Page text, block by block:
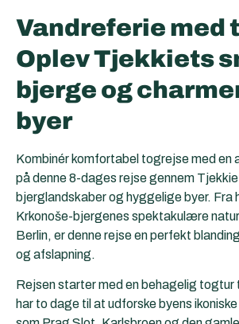
Vandreferie med
Oplev Tjekkiets
bjerge og
byer
Kombinér komfortabel togrejse med en
på denne 8-dages rejse gennem
bjerglandskaber og hyggelige byer. Fra
Krkonoše-bjergenes spektakulære
Berlin, er denne rejse en perfekt
og afslapning.
Rejsen starter med en behagelig togtur
har to dage til at udforske byens